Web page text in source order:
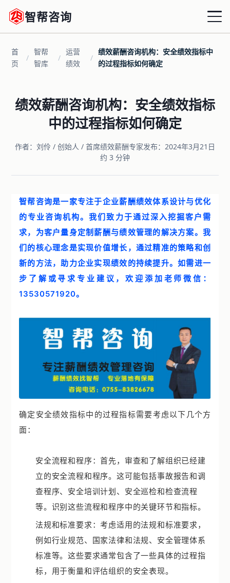
智帮咨询
首页
组织绩效
共享HRD
案例中心
智帮智库
关于我们
首
页
/
智帮
智库
/
运营
绩效
/
绩效薪酬咨询机构：安全绩效指标中
的过程指标如何确定
绩效薪酬咨询机构：安全绩效指标
中的过程指标如何确定
作者：刘伶 / 创始人 / 首席绩效薪酬专家发布：2024年3月21日
约 3 分钟
智帮咨询是一家专注于企业薪酬绩效体系设计与优化
的专业咨询机构。我们致力于通过深入挖掘客户需
求，为客户量身定制薪酬与绩效管理的解决方案。我
们的核心理念是实现价值增长，通过精准的策略和创
新的方法，助力企业实现绩效的持续提升。如需进一
步了解或寻求专业建议，欢迎添加老师微信：
13530571920。
确定安全绩效指标中的过程指标需要考虑以下几个方
面：
安全流程和程序：首先，审查和了解组织已经建
立的安全流程和程序。这可能包括事故报告和调
查程序、安全培训计划、安全巡检和检查流程
等。识别这些流程和程序中的关键环节和指标。
法规和标准要求：考虑适用的法规和标准要求，
例如行业规范、国家法律和法规、安全管理体系
标准等。这些要求通常包含了一些具体的过程指
标，用于衡量和评估组织的安全表现。